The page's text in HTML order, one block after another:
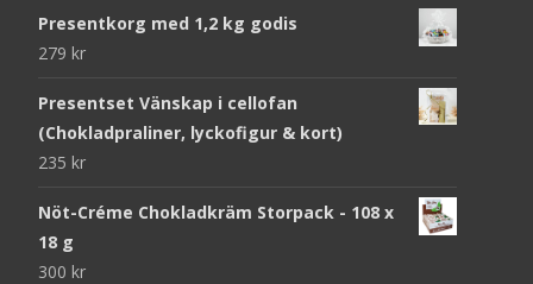
Presentkorg med 1,2 kg godis
279 kr
Presentset Vänskap i cellofan
(Chokladpraliner, lyckofigur & kort)
235 kr
Nöt-Créme Chokladkräm Storpack - 108 x
18 g
300 kr